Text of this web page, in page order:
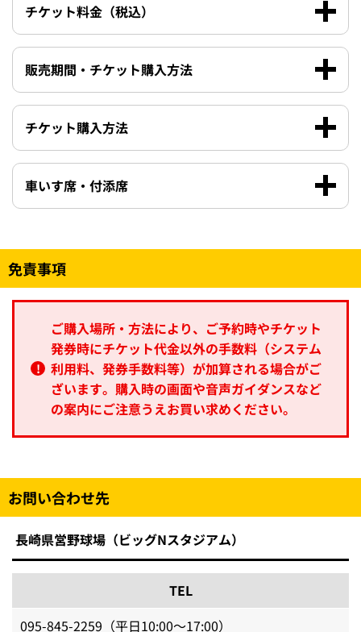
チケット料金（税込）
販売期間・チケット購入方法
チケット購入方法
車いす席・付添席
免責事項
ご購入場所・方法により、ご予約時やチケット
発券時にチケット代金以外の手数料（システム
利用料、発券手数料等）が加算される場合がご
ざいます。購入時の画面や音声ガイダンスなど
の案内にご注意うえお買い求めください。
お問い合わせ先
長崎県営野球場（ビッグNスタジアム）
TEL
095-845-2259（平日10:00～17:00）